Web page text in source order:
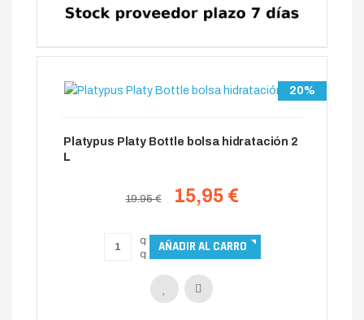
20%
Platypus Platy Bottle bolsa hidratación 2
L
19.95 € 15,95 €